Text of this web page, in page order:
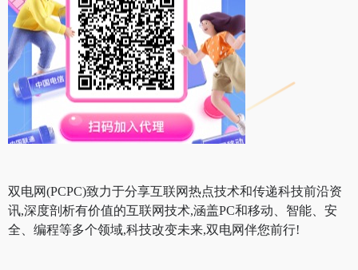
双电网(PCPC)致力于分享互联网热点技术和传递科技前沿资
讯,深度剖析有价值的互联网技术,涵盖PC和移动、智能、安
全、编程等多个领域,科技改变未来,双电网伴您前行!